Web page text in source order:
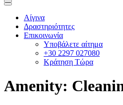
Αίγινα
Δραστηριότητες
Επικοινωνία
Υποβάλετε αίτημα
+30 2297 027080
Κράτηση Τώρα
Amenity: